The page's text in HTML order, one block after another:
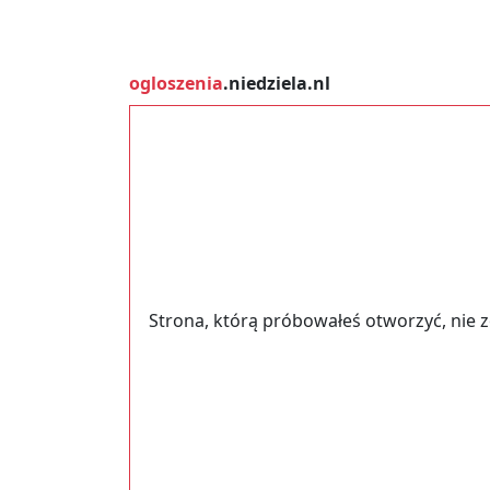
ogloszenia.niedziela.nl
Strona, którą próbowałeś otworzyć, nie